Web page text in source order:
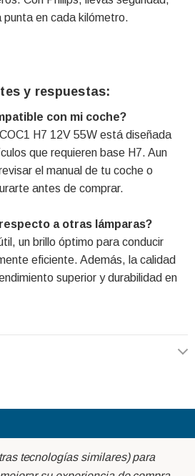
en cada kilómetro.
y respuestas:
con mi coche?
H7 12V 55W está diseñada
que requieren base H7. Aun
el manual de tu coche o
antes de comprar.
a otras lámparas?
un brillo óptimo para conducir
eficiente. Además, la calidad
superior y durabilidad en
tecnologías similares) para